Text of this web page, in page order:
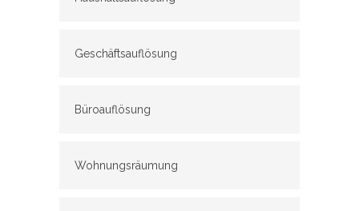
Geschäftsauflösung
Büroauflösung
Wohnungsräumung